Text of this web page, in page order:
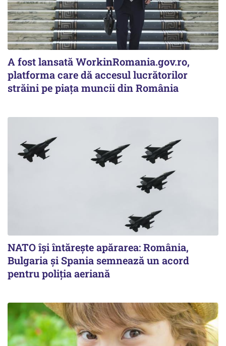
A fost lansată WorkinRomania.gov.ro,
platforma care dă accesul lucrătorilor
străini pe piața muncii din România
NATO își întărește apărarea: România,
Bulgaria și Spania semnează un acord
pentru poliția aeriană